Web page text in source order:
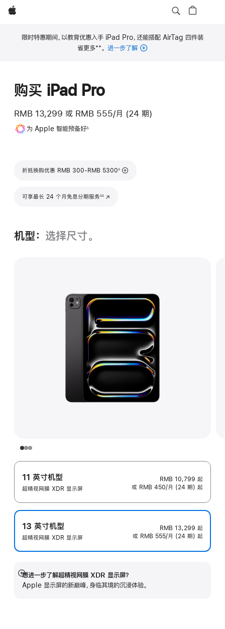
Apple
限时特惠期间，以教育优惠入手 iPad Pro，还能搭配 AirTag 四件装
省更多**。进一步了解
购买 iPad Pro
RMB 13,299 或 RMB 555/月 (24 期)
为 Apple 智能预备好∆
折抵换购优惠 RMB 300-RMB 5300
脚注
◊
可享最长 24 个月免息分期服务∆∆
(在新窗口中打开)
机型： 选择尺寸。
11 英寸机型
超精视网膜 XDR 显示屏
RMB 10,799 起
或 RMB 450/月 (24 期) 起
13 英寸机型
超精视网膜 XDR 显示屏
RMB 13,299 起
或 RMB 555/月 (24 期) 起
想进一步了解超精视网膜 XDR 显示屏？
Apple 显示屏的新巅峰，身临其境的沉浸体验。
展
开